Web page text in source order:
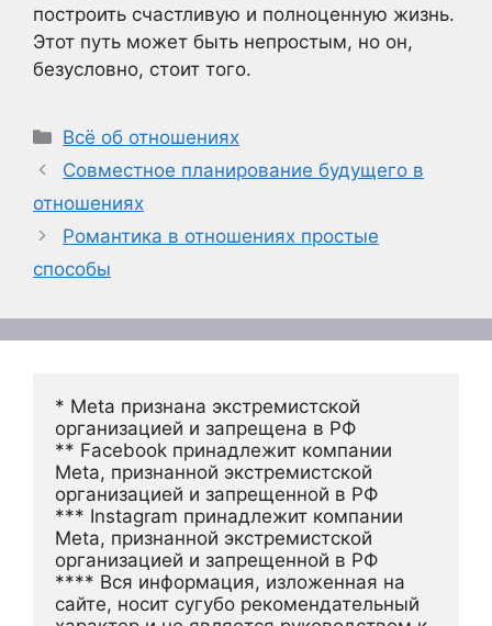
построить счастливую и полноценную жизнь.
Этот путь может быть непростым, но он,
безусловно, стоит того.
Рубрики
Всё об отношениях
Совместное планирование будущего в
отношениях
Романтика в отношениях простые
способы
* Meta признана экстремистской
организацией и запрещена в РФ
** Facebook принадлежит компании
Meta, признанной экстремистской
организацией и запрещенной в РФ
*** Instagram принадлежит компании
Meta, признанной экстремистской
организацией и запрещенной в РФ
**** Вся информация, изложенная на
сайте, носит сугубо рекомендательный